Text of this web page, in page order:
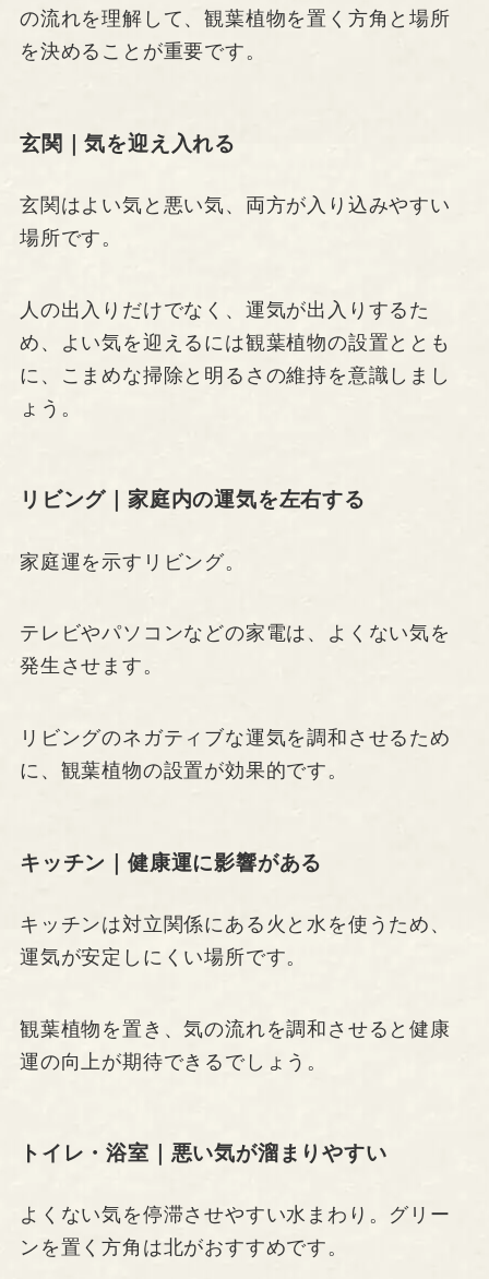
の流れを理解して、観葉植物を置く方角と場所
を決めることが重要です。
玄関｜気を迎え入れる
玄関はよい気と悪い気、両方が入り込みやすい
場所です。
人の出入りだけでなく、運気が出入りするた
め、よい気を迎えるには観葉植物の設置ととも
に、こまめな掃除と明るさの維持を意識しまし
ょう。
リビング｜家庭内の運気を左右する
家庭運を示すリビング。
テレビやパソコンなどの家電は、よくない気を
発生させます。
リビングのネガティブな運気を調和させるため
に、観葉植物の設置が効果的です。
キッチン｜健康運に影響がある
キッチンは対立関係にある火と水を使うため、
運気が安定しにくい場所です。
観葉植物を置き、気の流れを調和させると健康
運の向上が期待できるでしょう。
トイレ・浴室｜悪い気が溜まりやすい
よくない気を停滞させやすい水まわり。グリー
ンを置く方角は北がおすすめです。